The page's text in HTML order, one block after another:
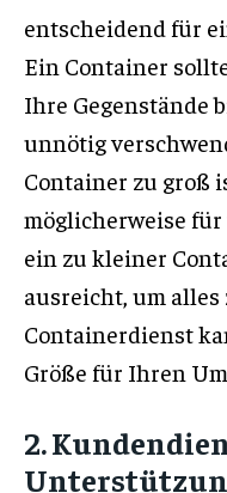
entscheidend für
Ein Container
Ihre Gegenstände
unnötig
Container zu groß
möglicherweise
ein zu kleiner
ausreicht, um
Containerdienst
Größe für Ihren
2.